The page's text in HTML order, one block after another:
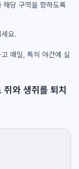
해당 구역을 향하도록
요.
매일, 특히 야간에 실
와 생쥐를 퇴치